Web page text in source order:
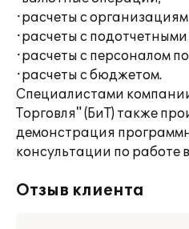
·расчеты с
·расчеты с
·расчеты с персоналом
·расчеты с бюджетом.
Специалистами
Торговля" (БиТ) также
демонстрация
консультации по работе
Отзыв клиента